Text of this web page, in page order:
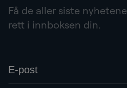
Få de aller siste
rett i innboksen din.